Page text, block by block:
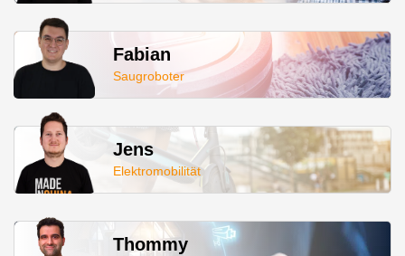
Fabian
Saugroboter
Jens
Elektromobilität
Thommy